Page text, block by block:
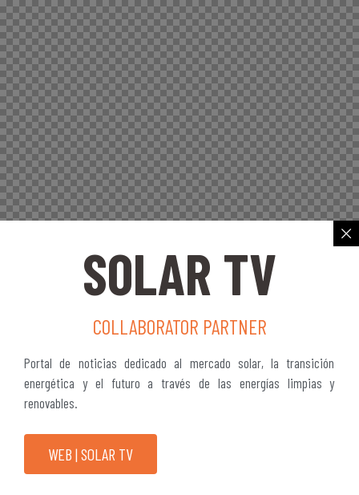
SOLAR TV
COLLABORATOR PARTNER
Portal de noticias dedicado al mercado solar, la transición
energética y el futuro a través de las energías limpias y
renovables.
WEB | SOLAR TV